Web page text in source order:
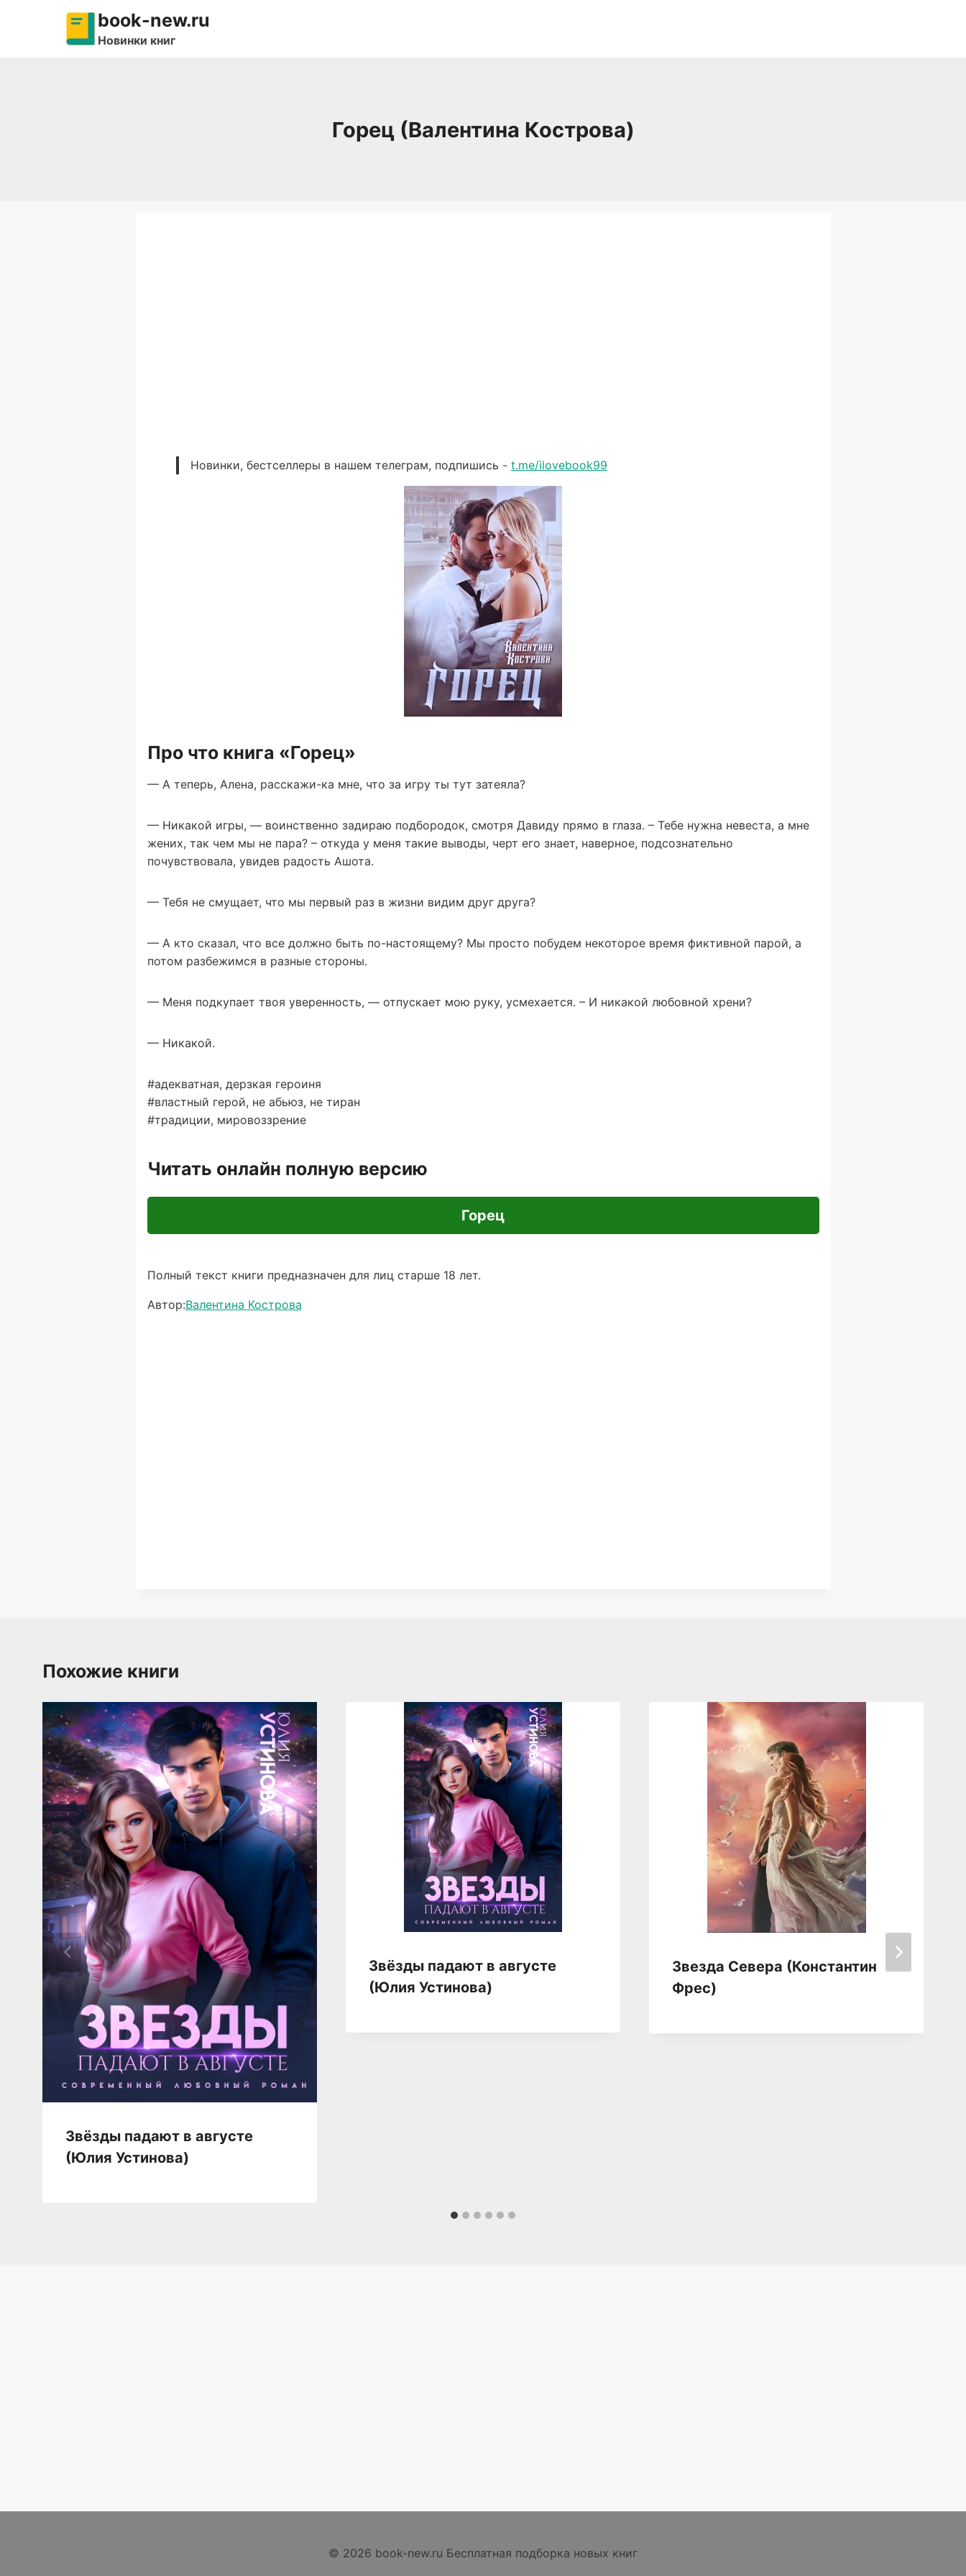
содержимому
book-new.ru
Новинки книг
Горец (Валентина Кострова)
Новинки, бестселлеры в нашем телеграм, подпишись - t.me/ilovebook99
Про что книга «Горец»
— А теперь, Алена, расскажи-ка мне, что за игру ты тут затеяла?
— Никакой игры, — воинственно задираю подбородок, смотря Давиду прямо в глаза. – Тебе нужна невеста, а мне
жених, так чем мы не пара? – откуда у меня такие выводы, черт его знает, наверное, подсознательно
почувствовала, увидев радость Ашота.
— Тебя не смущает, что мы первый раз в жизни видим друг друга?
— А кто сказал, что все должно быть по-настоящему? Мы просто побудем некоторое время фиктивной парой, а
потом разбежимся в разные стороны.
— Меня подкупает твоя уверенность, — отпускает мою руку, усмехается. – И никакой любовной хрени?
— Никакой.
#адекватная, дерзкая героиня
#властный герой, не абьюз, не тиран
#традиции, мировоззрение
Читать онлайн полную версию
Горец
Полный текст книги предназначен для лиц старше 18 лет.
Автор:Валентина Кострова
Похожие книги
Звёзды падают в августе
(Юлия Устинова)
Звёзды падают в августе
(Юлия Устинова)
Звезда Севера (Константин
Фрес)
© 2026 book-new.ru Бесплатная подборка новых книг